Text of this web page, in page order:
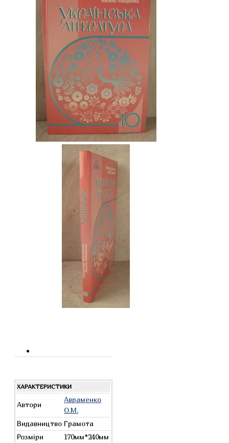
ХАРАКТЕРИСТИКИ
Автори
Авраменко
О.М.
Видавництво Грамота
Розміри
170мм*240мм